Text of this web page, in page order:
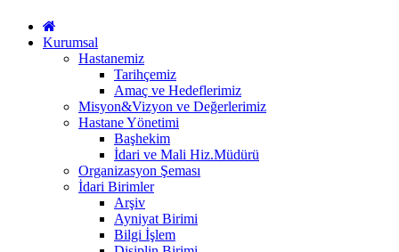
Kurumsal
Hastanemiz
Tarihçemiz
Amaç ve Hedeflerimiz
Misyon&Vizyon ve Değerlerimiz
Hastane Yönetimi
Başhekim
İdari ve Mali Hiz.Müdürü
Organizasyon Şeması
İdari Birimler
Arşiv
Ayniyat Birimi
Bilgi İşlem